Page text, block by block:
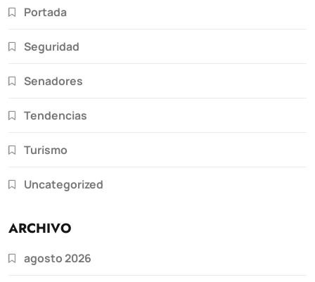
Portada
Seguridad
Senadores
Tendencias
Turismo
Uncategorized
ARCHIVO
agosto 2026